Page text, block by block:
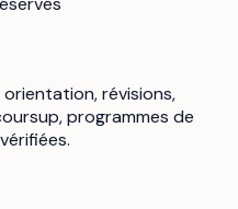
orientation, révisions,
programmes de